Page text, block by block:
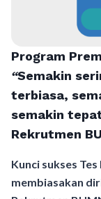
Program
“Semakin
terbiasa,
semakin
Rekrutmen
Kunci sukses
membiasakan